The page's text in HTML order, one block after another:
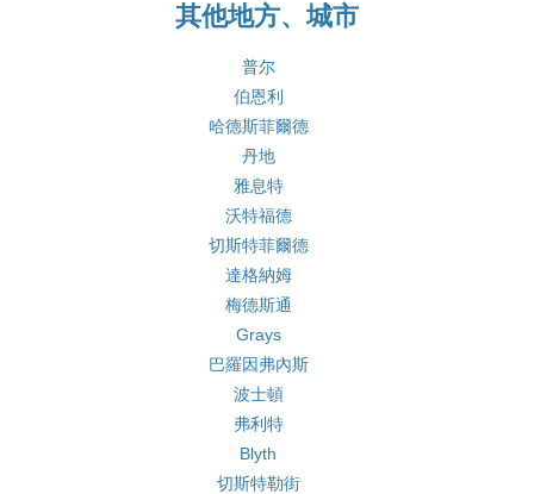
其他地方、城市
普尔
伯恩利
哈德斯菲爾德
丹地
雅息特
沃特福德
切斯特菲爾德
達格納姆
梅德斯通
Grays
巴羅因弗內斯
波士頓
弗利特
Blyth
切斯特勒街